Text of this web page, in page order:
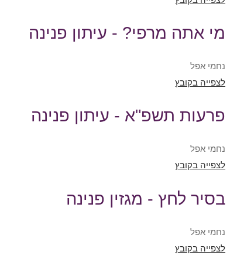
מי אתה מרפי? - עיתון פנינה
נחמי אפל
לצפייה בקובץ
פרעות תשפ"א - עיתון פנינה
נחמי אפל
לצפייה בקובץ
בסיר לחץ - מגזין פנינה
נחמי אפל
לצפייה בקובץ